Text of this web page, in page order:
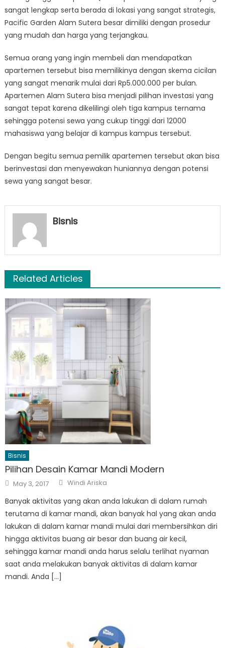
sangat lengkap serta berada di lokasi yang sangat strategis,
Pacific Garden Alam Sutera besar dimiliki dengan prosedur
yang mudah dan harga yang terjangkau.
Semua orang yang ingin membeli dan mendapatkan
apartemen tersebut bisa memilikinya dengan skema cicilan
yang sangat menarik mulai dari Rp5.000.000 per bulan.
Apartemen Alam Sutera bisa menjadi pilihan investasi yang
sangat tepat karena dikelilingi oleh tiga kampus ternama
sehingga potensi sewa yang cukup tinggi dari 12000
mahasiswa yang belajar di kampus kampus tersebut.
Dengan begitu semua pemilik apartemen tersebut akan bisa
berinvestasi dan menyewakan huniannya dengan potensi
sewa yang sangat besar.
Bisnis
Related Articles
Bisnis
Pilihan Desain Kamar Mandi Modern
Posted
on
May 3, 2017 Author
Windi Ariska
Banyak aktivitas yang akan anda lakukan di dalam rumah
terutama di kamar mandi, akan banyak hal yang akan anda
lakukan di dalam kamar mandi mulai dari membersihkan diri
hingga aktivitas buang air besar dan buang air kecil,
sehingga kamar mandi anda harus selalu terlihat nyaman
saat anda melakukan banyak aktivitas di dalam kamar
mandi. Anda […]